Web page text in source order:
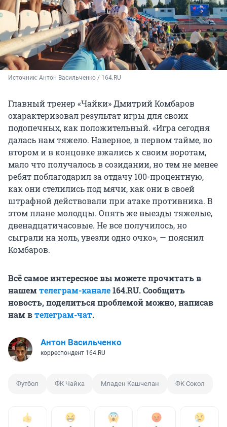
Источник: Антон Васильченко / 164.RU
Главный тренер «Чайки» Дмитрий Комбаров
охарактеризовал результат игры для своих
подопечных, как положительный. «Игра сегодня
далась нам тяжело. Наверное, в первом тайме, во
втором и в концовке вжались к своим воротам,
мало что получалось в созидании, но тем не менее
ребят поблагодарил за отдачу 100-процентную,
как они стелились под мячи, как они в своей
штрафной действовали при атаке противника. В
этом плане молодцы. Опять же выезды тяжелые,
двенадцатичасовые. Не все получилось, но
сыграли на ноль, увезли одно очко», — пояснил
Комбаров.
Всё самое интересное вы можете прочитать в
нашемтелеграм-канале164.RU. Сообщить
новость, поделиться проблемой можно, написав
нам втелеграм-чат.
Антон Васильченко
корреспондент 164.RU
Футбол ФК Чайка Младен Кашчелан ФК Сокол